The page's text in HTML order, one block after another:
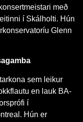
með
í Skálholti. Hún
Glenn
sem leikur
en lauk BA-
í
Hún er